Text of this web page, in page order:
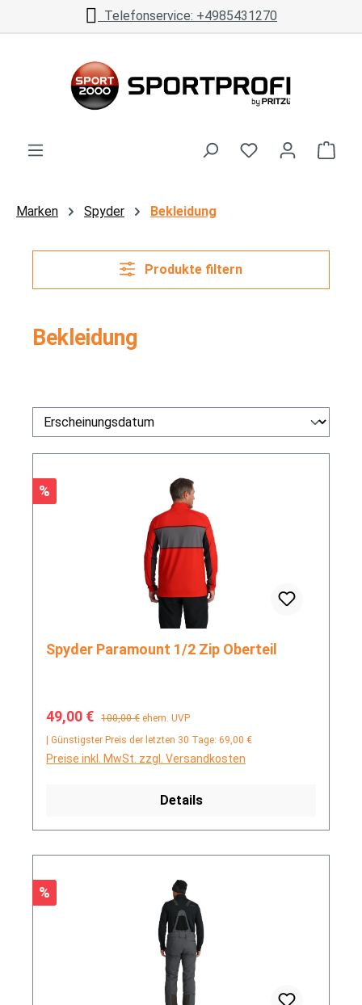
Zum Hauptinhalt springenTelefonservice: +4985431270
Marken Spyder Bekleidung
Produkte filtern
Bekleidung
Rabatt
%
Spyder Paramount 1/2 Zip Oberteil
Verkaufspreis:
49,00 € Regulärer Preis:
100,00 € ehem. UVP
| Günstigster Preis der letzten 30 Tage: 69,00 €
Preise inkl. MwSt. zzgl. Versandkosten
Details
Rabatt
%